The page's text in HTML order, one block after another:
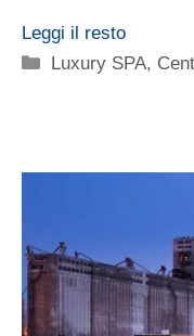
Leggi il resto
Categorie
Luxury SPA,